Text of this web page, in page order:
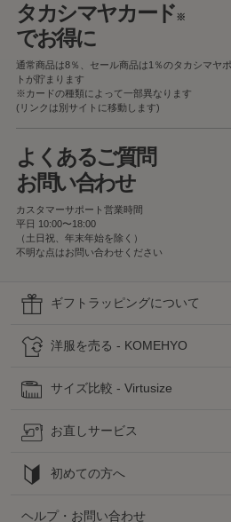
タカシマヤカード※
でお得に
通常商品は8％、セール商品は1％のタカシマヤ
トが貯まります
※カードの種類によって一部異なります
(リンクは別サイトに移動します)
よくあるご質問
お問い合わせ
カスタマーサポート営業時間
平日 10:00〜18:00
（土日祝、年末年始を除く）
不明な点はお問い合わせください
ギフトラッピングについて
洋服を売る - KOMEHYO
サイズ比較 - Virtusize
お直しサービス
初めての方へ
ヘルプ・お問い合わせ